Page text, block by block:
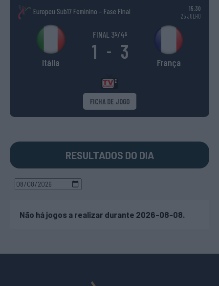
Europeu Sub17 Feminino – Fase Final
15:30
25 JULHO
Itália
FINAL 3º/4º
1 - 3 França
FICHA DE JOGO
RESULTADOS DO DIA
Não há jogos a realizar durante 2026-08-08.